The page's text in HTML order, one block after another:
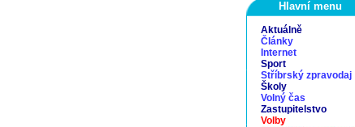
Hlavní menu
Aktuálně
Články
Internet
Sport
Stříbrský zpravodaj
Školy
Volný čas
Zastupitelstvo
Volby